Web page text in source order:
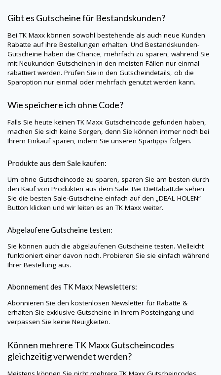
Gibt es Gutscheine für Bestandskunden?
Bei TK Maxx können sowohl bestehende als auch neue Kunden
Rabatte auf ihre Bestellungen erhalten. Und Bestandskunden-
Gutscheine haben die Chance, mehrfach zu sparen, während Sie
mit Neukunden-Gutscheinen in den meisten Fällen nur einmal
rabattiert werden. Prüfen Sie in den Gutscheindetails, ob die
Sparoption nur einmal oder mehrfach genutzt werden kann.
Wie speichere ich ohne Code?
Falls Sie heute keinen TK Maxx Gutscheincode gefunden haben,
machen Sie sich keine Sorgen, denn Sie können immer noch bei
Ihrem Einkauf sparen, indem Sie unseren Spartipps folgen.
Produkte aus dem Sale kaufen:
Um ohne Gutscheincode zu sparen, sparen Sie am besten durch
den Kauf von Produkten aus dem Sale. Bei DieRabatt.de sehen
Sie die besten Sale-Gutscheine einfach auf den „DEAL HOLEN“
Button klicken und wir leiten es an TK Maxx weiter.
Abgelaufene Gutscheine testen:
Sie können auch die abgelaufenen Gutscheine testen. Vielleicht
funktioniert einer davon noch. Probieren Sie sie einfach während
Ihrer Bestellung aus.
Abonnement des TK Maxx Newsletters:
Abonnieren Sie den kostenlosen Newsletter für Rabatte &
erhalten Sie exklusive Gutscheine in Ihrem Posteingang und
verpassen Sie keine Neuigkeiten.
Können mehrere TK Maxx Gutscheincodes
gleichzeitig verwendet werden?